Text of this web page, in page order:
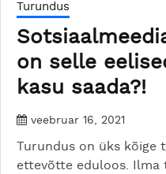
Turundus
on selle
kasu saada?!
veebruar 16, 2021
Turundus on üks kõige
ettevõtte eduloos.